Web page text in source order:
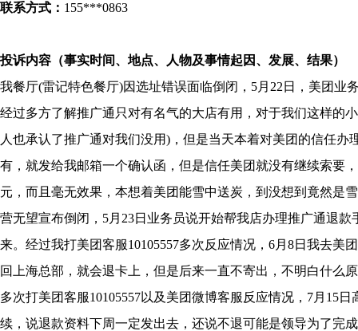
联系方式： 155***0863
投诉内容（事实时间、地点、人物及事情起因、发展、结果）
我餐厅(雷记特色餐厅)因选址错误面临倒闭，5月22日，美团业
经过多方了解推广通只对有名气的大店有用，对于我们这样的
人也承认了推广通对我们没用)，但是当天本着对美团的信任
有，就发给我邮箱一个确认函，但是信任美团就没有继续索要
元，而且毫无效果，本想着美团能雪中送炭，到没想到竟然是
营无望宣布倒闭，5月23日业务员说开始帮我店办理推广通退
来。经过我打美团客服10105557多次反应情况，6月8日我去
回上海总部，就会退卡上，但是后来一直不寄出，不明白什么
多次打美团客服10105557以及美团微博客服反应情况，7月15
续，说退款资料下周一定发出去，还说不退可能是领导为了完